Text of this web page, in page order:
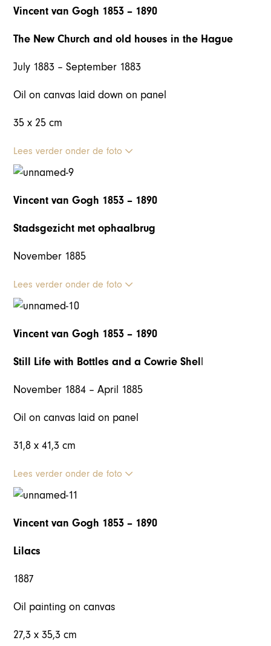
Vincent van Gogh 1853 – 1890
The New Church and old houses in the Hague
July 1883 – September 1883
Oil on canvas laid down on panel
35 x 25 cm
Lees verder onder de foto
Vincent van Gogh 1853 – 1890
Stadsgezicht met ophaalbrug
November 1885
Lees verder onder de foto
Vincent van Gogh 1853 – 1890
Still Life with Bottles and a Cowrie Shel
November 1884 – April 1885
Oil on canvas laid on panel
31,8 x 41,3 cm
Lees verder onder de foto
Vincent van Gogh 1853 – 1890
Lilacs
1887
Oil painting on canvas
27,3 x 35,3 cm